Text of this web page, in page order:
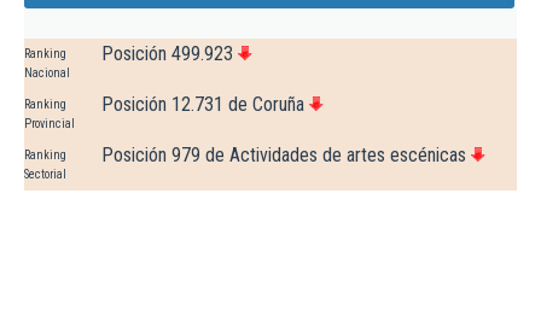
Ranking
Nacional
Posición 499.923
Ranking
Provincial
Posición 12.731 de Coruña
Ranking
Sectorial
Posición 979 de Actividades de artes escénicas